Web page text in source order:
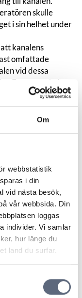
Om
webbstatistik
i din
vid nästa besök,
vår webbsida. Din
loggas
individer. Vi samlar
hur länge du
land du surfar.
skulle
i sin helhet under
kanalens
omfattade
vid dessa
Europa, och det
utgick kanalen ur
att
om det
Operatören
hade
att den aktuella
som gav
i enlighet med
kunde
skulle
en
anses föreligga
en omständighet